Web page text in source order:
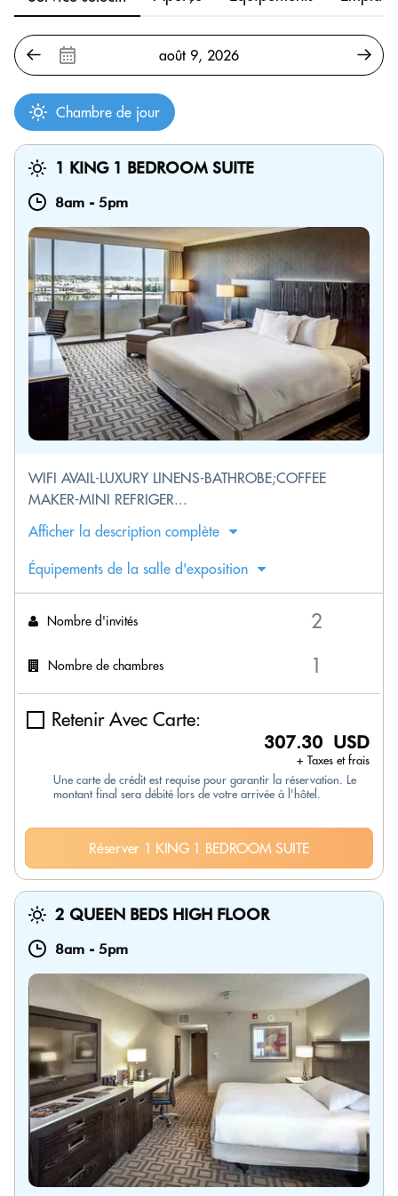
Chambre de jour
1 KING 1 BEDROOM SUITE
8am - 5pm
WIFI AVAIL-LUXURY LINENS-BATHROBE;COFFEE
MAKER-MINI REFRIGER...
Afficher la description complète
Équipements de la salle d'exposition
Nombre d'invités
Nombre de chambres
Retenir Avec Carte:
307.30 USD
+ Taxes et frais
Une carte de crédit est requise pour garantir la réservation. Le
montant final sera débité lors de votre arrivée à l'hôtel.
Réserver 1 KING 1 BEDROOM SUITE
2 QUEEN BEDS HIGH FLOOR
8am - 5pm